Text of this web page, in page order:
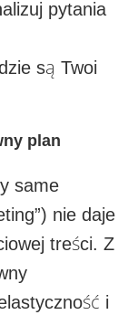
pytania
są Twoi
plan
same
nie daje
treści. Z
i